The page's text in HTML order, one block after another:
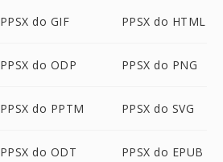
PPSX do GIF PPSX do HTML
PPSX do ODP PPSX do PNG
PPSX do PPTM PPSX do SVG
PPSX do ODT PPSX do EPUB